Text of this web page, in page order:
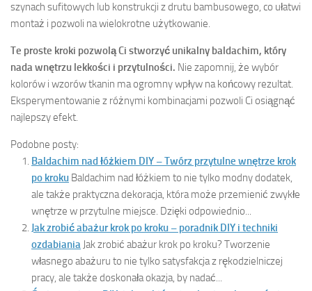
szynach sufitowych lub konstrukcji z drutu bambusowego, co ułatwi
montaż i pozwoli na wielokrotne użytkowanie.
Te proste kroki pozwolą Ci stworzyć unikalny baldachim, który
nada wnętrzu lekkości i przytulności. Nie zapomnij, że wybór
kolorów i wzorów tkanin ma ogromny wpływ na końcowy rezultat.
Eksperymentowanie z różnymi kombinacjami pozwoli Ci osiągnąć
najlepszy efekt.
Podobne posty:
Baldachim nad łóżkiem DIY – Twórz przytulne wnętrze krok
po kroku Baldachim nad łóżkiem to nie tylko modny dodatek,
ale także praktyczna dekoracja, która może przemienić zwykłe
wnętrze w przytulne miejsce. Dzięki odpowiednio...
Jak zrobić abażur krok po kroku – poradnik DIY i techniki
ozdabiania Jak zrobić abażur krok po kroku? Tworzenie
własnego abażuru to nie tylko satysfakcja z rękodzielniczej
pracy, ale także doskonała okazja, by nadać...